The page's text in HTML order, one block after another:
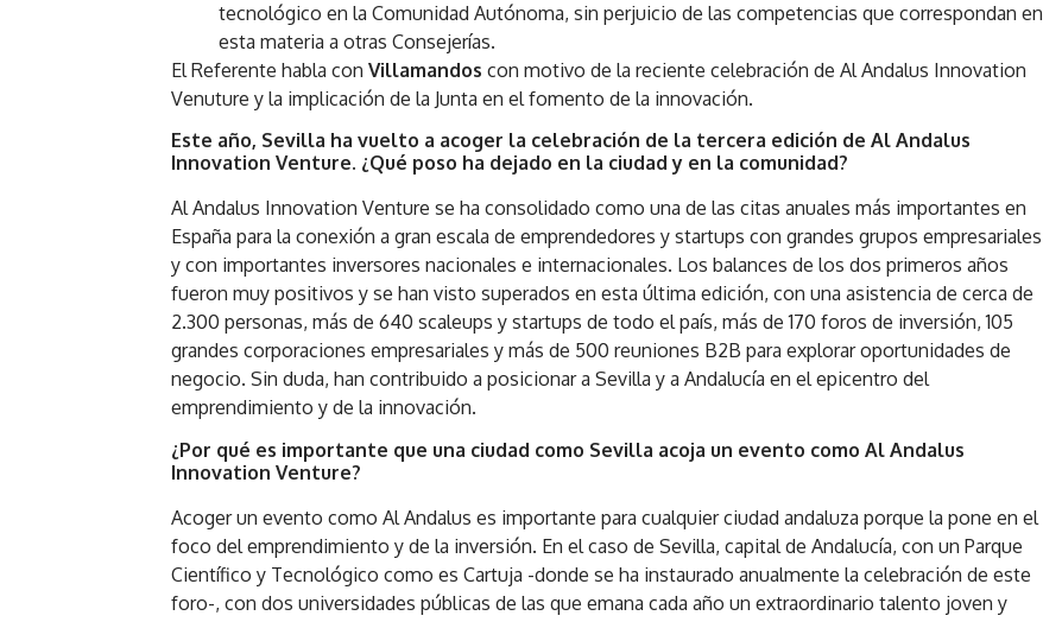
tecnológico en la Comunidad Autónoma, sin perjuicio de las competencias que correspondan en
esta materia a otras Consejerías.
El Referente habla conVillamandos con motivo de la reciente celebración de Al Andalus Innovation
Venuture y la implicación de la Junta en el fomento de la innovación.
Este año, Sevilla ha vuelto a acoger la celebración de la tercera edición de Al Andalus
Innovation Venture. ¿Qué poso ha dejado en la ciudad y en la comunidad?
Al Andalus Innovation Venture se ha consolidado como una de las citas anuales más importantes en
España para la conexión a gran escala de emprendedores y startups con grandes grupos empresariales
y con importantes inversores nacionales e internacionales. Los balances de los dos primeros años
fueron muy positivos y se han visto superados en esta última edición, con una asistencia de cerca de
2.300 personas, más de 640 scaleups y startups de todo el país, más de 170 foros de inversión, 105
grandes corporaciones empresariales y más de 500 reuniones B2B para explorar oportunidades de
negocio. Sin duda, han contribuido a posicionar a Sevilla y a Andalucía en el epicentro del
emprendimiento y de la innovación.
¿Por qué es importante que una ciudad como Sevilla acoja un evento como Al Andalus
Innovation Venture?
Acoger un evento como Al Andalus es importante para cualquier ciudad andaluza porque la pone en el
foco del emprendimiento y de la inversión. En el caso de Sevilla, capital de Andalucía, con un Parque
Científico y Tecnológico como es Cartuja -donde se ha instaurado anualmente la celebración de este
foro-, con dos universidades públicas de las que emana cada año un extraordinario talento joven y